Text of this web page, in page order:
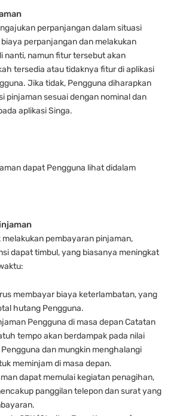
perpanjangan dalam situasi
perpanjangan dan melakukan
nanti, namun fitur tersebut akan
tersedia atau tidaknya fitur di aplikasi
Jika tidak, Pengguna diharapkan
pinjaman sesuai dengan nominal dan
aplikasi Singa.
dapat Pengguna lihat didalam
pembayaran pinjaman,
dapat timbul, yang biasanya meningkat
membayar biaya keterlambatan, yang
hutang Pengguna.
Pengguna di masa depan Catatan
tempo akan berdampak pada nilai
dan mungkin menghalangi
meminjam di masa depan.
dapat memulai kegiatan penagihan,
panggilan telepon dan surat yang